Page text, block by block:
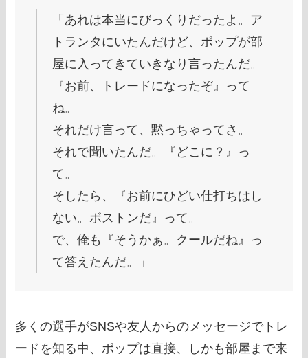
「あれは本当にびっくりだったよ。ア
トランタにいたんだけど、ポップが部
屋に入ってきていきなり言ったんだ。
『お前、トレードになったぞ』って
ね。
それだけ言って、黙っちゃってさ。
それで聞いたんだ。『どこに？』っ
て。
そしたら、『お前にひどい仕打ちはし
ない。ボストンだ』って。
で、俺も『そうかぁ。クールだね』っ
て答えたんだ。」
多くの選手がSNSや友人からのメッセージでトレ
ードを知る中、ポップは直接、しかも部屋まで来